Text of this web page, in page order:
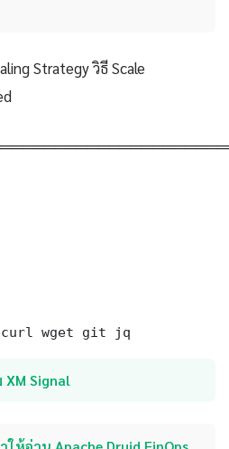
Strategy วิธี Scale
wget git jq
Signal